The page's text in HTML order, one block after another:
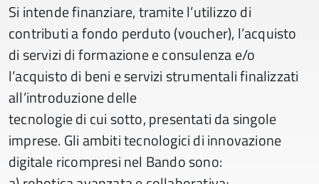
Si intende finanziare, tramite l’utilizzo di
contributi a fondo perduto (voucher), l’acquisto
di servizi di formazione e consulenza e/o
l’acquisto di beni e servizi strumentali finalizzati
all’introduzione delle
tecnologie di cui sotto, presentati da singole
imprese. Gli ambiti tecnologici di innovazione
digitale ricompresi nel Bando sono: